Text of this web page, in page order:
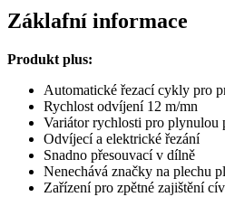
Záklafní informace
Produkt plus:
Automatické řezací cykly pro
Rychlost odvíjení 12 m/mn
Variátor rychlosti pro plynulou
Odvíjecí a elektrické řezání
Snadno přesouvací v dílně
Nenechává značky na plechu
Zařízení pro zpětné zajištění